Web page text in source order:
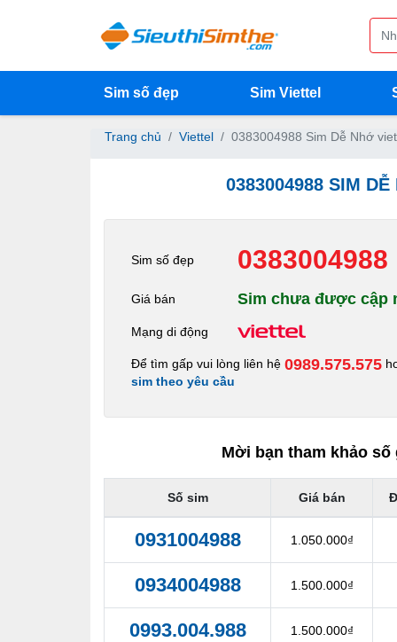
Sim số đẹp Sim Viettel
Trang chủ Viettel 0383004988 Sim Dễ Nhớ
0383004988 SIM
Sim số đẹp 0383004988
Giá bán Sim chưa được cập
Mạng di động
Để tìm gấp vui lòng liên hệ 0989.575.575
sim theo yêu cầu
Mời bạn tham khảo
Số sim Giá bán
0931004988 1.050.000₫
0934004988 1.500.000₫
0993.004.988 1.500.000₫